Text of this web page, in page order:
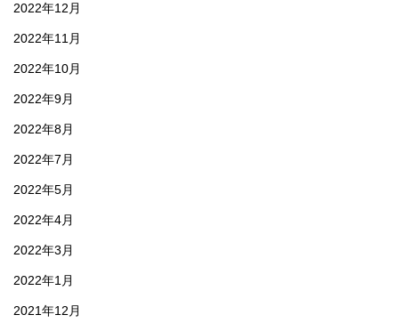
2022年12月
2022年11月
2022年10月
2022年9月
2022年8月
2022年7月
2022年5月
2022年4月
2022年3月
2022年1月
2021年12月